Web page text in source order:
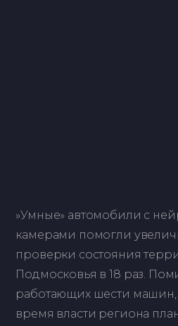
»Умные» автомобили с
камерами помогли
проверки состояния
Подмосковья в 18 раз.
работающих шести
время власти региона